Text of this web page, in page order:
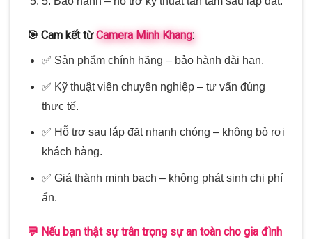
🎯 Cam kết từCamera Minh Khang:
✅ Sản phẩm chính hãng – bảo hành dài hạn.
✅ Kỹ thuật viên chuyên nghiệp – tư vấn đúng
thực tế.
✅ Hỗ trợ sau lắp đặt nhanh chóng – không bỏ rơi
khách hàng.
✅ Giá thành minh bạch – không phát sinh chi phí
ẩn.
💬 Nếu bạn thật sự trân trọng sự an toàn cho gia đình